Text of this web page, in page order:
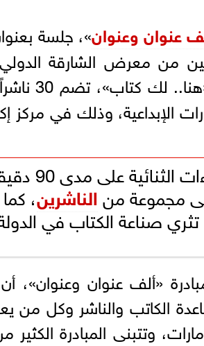
عنوان وعنوان»، جلسة
من معرض الشارقة
، تحت
الإبداعية، وذلك في
وضمت
مجموعة منالناشرين،
تثري صناعة الكتاب في
«ألف عنوان وعنوان»، أن
الكاتب والناشر وكل من
وتتبنى المبادرة الكثير